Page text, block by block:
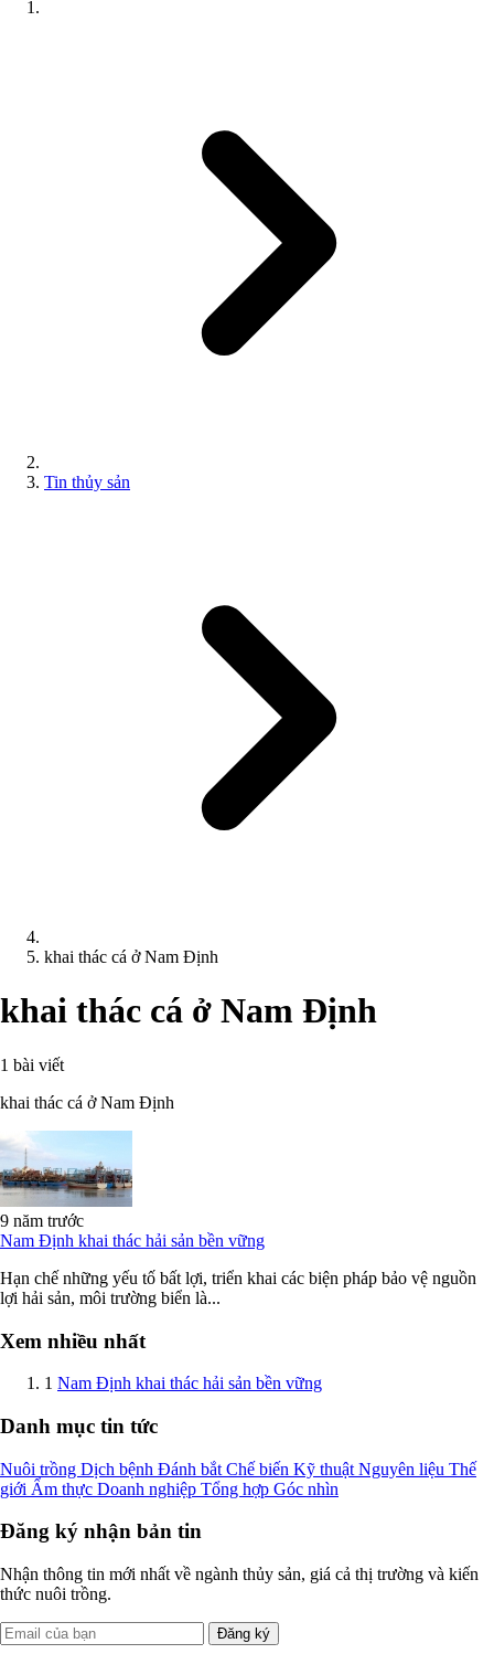
Tin thủy sản
khai thác cá ở Nam Định
khai thác cá ở Nam Định
1 bài viết
khai thác cá ở Nam Định
9 năm trước
Nam Định khai thác hải sản bền vững
Hạn chế những yếu tố bất lợi, triển khai các biện pháp bảo vệ nguồn
lợi hải sản, môi trường biển là...
Xem nhiều nhất
1 Nam Định khai thác hải sản bền vững
Danh mục tin tức
Nuôi trồng Dịch bệnh Đánh bắt Chế biến Kỹ thuật Nguyên liệu Thế
giới Ẩm thực Doanh nghiệp Tổng hợp Góc nhìn
Đăng ký nhận bản tin
Nhận thông tin mới nhất về ngành thủy sản, giá cả thị trường và kiến
thức nuôi trồng.
Đăng ký